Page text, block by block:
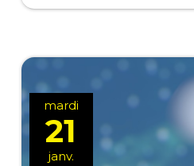
mardi
21
janv.